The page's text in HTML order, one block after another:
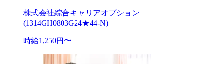
株式会社綜合キャリアオプション
(1314GH0803G24★44-N)
時給1,250円〜